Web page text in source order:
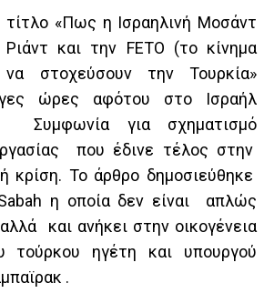
τίτλο «Πως η Ισραηλινή Μοσάντ
και την FETO (το κίνημα
να στοχεύσουν την Τουρκία»
ώρες αφότου στο Ισραήλ
Συμφωνία για σχηματισμό
που έδινε τέλος στην
κρίση. Το άρθρο δημοσιεύθηκε
η οποία δεν είναι απλώς
και ανήκει στην οικογένεια
τούρκου ηγέτη και υπουργού
.